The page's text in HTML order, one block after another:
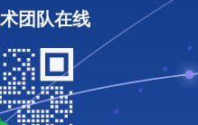
团队在线